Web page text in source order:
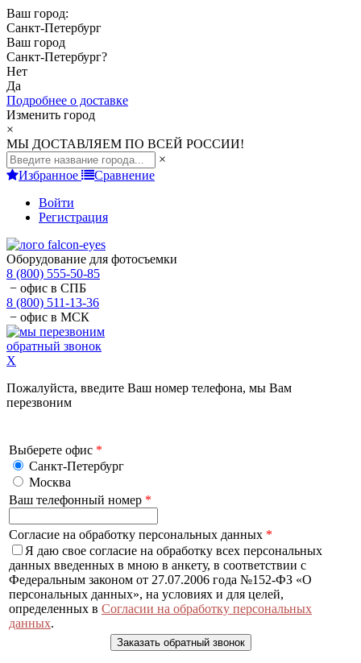
Ваш город:
Санкт-Петербург
Ваш город
Санкт-Петербург?
Нет
Да
Подробнее о доставке
Изменить город
×
МЫ ДОСТАВЛЯЕМ ПО ВСЕЙ РОССИИ!
×
Избранное
Сравнение
Войти
Регистрация
Оборудование для фотосъемки
8 (800) 555-50-85
− офис в СПБ
8 (800) 511-13-36
− офис в МСК
обратный звонок
X
Пожалуйста, введите Ваш номер телефона, мы Вам
перезвоним
Выберете офис *
Санкт-Петербург
Москва
Ваш телефонный номер *
Согласие на обработку персональных данных *
Я даю свое согласие на обработку всех персональных
данных введенных в мною в анкету, в соответствии с
Федеральным законом от 27.07.2006 года №152-ФЗ «О
персональных данных», на условиях и для целей,
определенных в Согласии на обработку персональных
данных.